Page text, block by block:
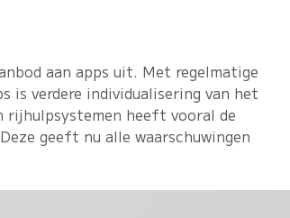
aan apps uit. Met regelmatige
is verdere individualisering van het
heeft vooral de
geeft nu alle waarschuwingen